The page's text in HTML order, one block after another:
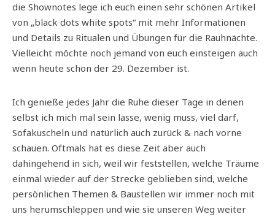
die Shownotes lege ich euch einen sehr schönen Artikel
von „black dots white spots“ mit mehr Informationen
und Details zu Ritualen und Übungen für die Rauhnächte.
Vielleicht möchte noch jemand von euch einsteigen auch
wenn heute schon der 29. Dezember ist.
Ich genieße jedes Jahr die Ruhe dieser Tage in denen
selbst ich mich mal sein lasse, wenig muss, viel darf,
Sofakuscheln und natürlich auch zurück & nach vorne
schauen. Oftmals hat es diese Zeit aber auch
dahingehend in sich, weil wir feststellen, welche Träume
einmal wieder auf der Strecke geblieben sind, welche
persönlichen Themen & Baustellen wir immer noch mit
uns herumschleppen und wie sie unseren Weg weiter